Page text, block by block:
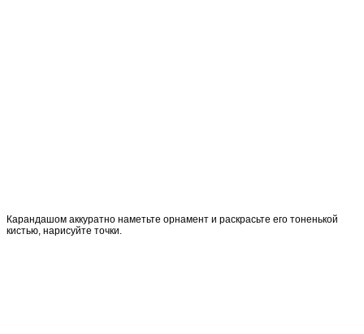
Карандашом аккуратно наметьте орнамент и раскрасьте его тоненькой
кистью, нарисуйте точки.